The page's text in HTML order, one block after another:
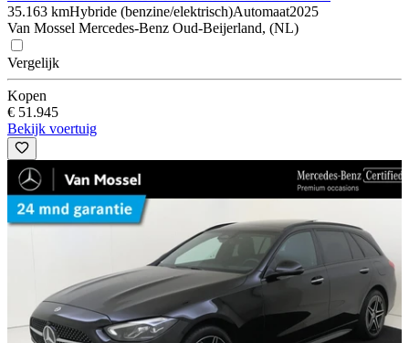
35.163 kmHybride (benzine/elektrisch)Automaat2025
Van Mossel Mercedes-Benz Oud-Beijerland, (NL)
Vergelijk
Kopen
€ 51.945
Bekijk voertuig